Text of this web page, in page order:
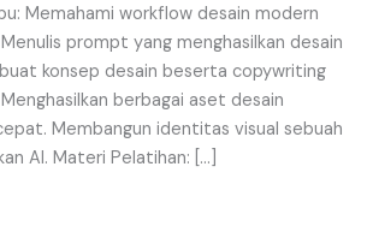
Memahami workflow desain modern
prompt yang menghasilkan desain
konsep desain beserta copywriting
berbagai aset desain
Membangun identitas visual sebuah
AI. Materi Pelatihan: […]